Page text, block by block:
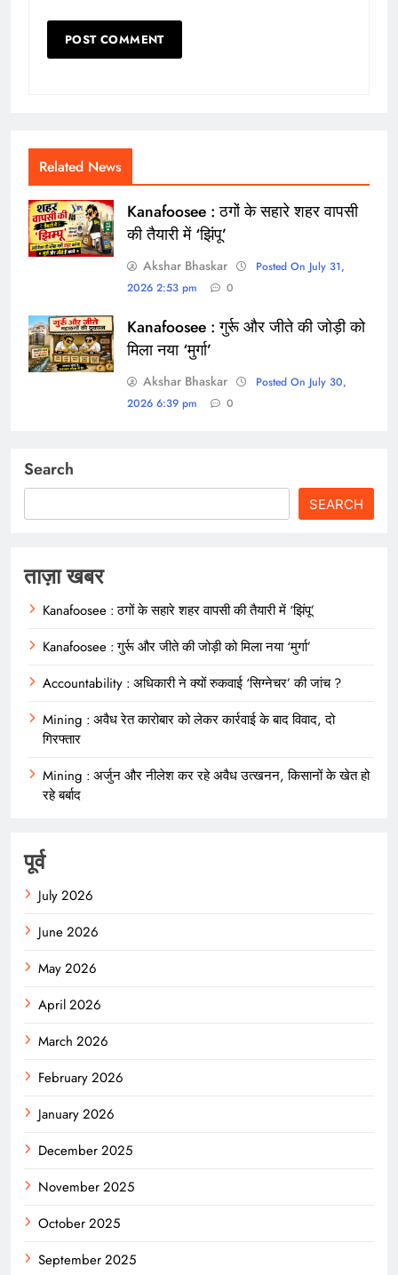
Related News
Kanafoosee : ठगों के सहारे शहर वापसी
की तैयारी में ‘झिंपू’
Akshar Bhaskar
Posted On July 31,
2026 2:53 pm
0
Kanafoosee : गुर्रू और जीते की जोड़ी को
मिला नया ‘मुर्गा’
Akshar Bhaskar
Posted On July 30,
2026 6:39 pm
0
Search
SEARCH
ताज़ा खबर
Kanafoosee : ठगों के सहारे शहर वापसी की तैयारी में ‘झिंपू’
Kanafoosee : गुर्रू और जीते की जोड़ी को मिला नया ‘मुर्गा’
Accountability : अधिकारी ने क्यों रुकवाई ‘सिग्नेचर’ की जांच ?
Mining : अवैध रेत कारोबार को लेकर कार्रवाई के बाद विवाद, दो
गिरफ्तार
Mining : अर्जुन और नीलेश कर रहे अवैध उत्खनन, किसानों के खेत हो
रहे बर्बाद
पूर्व
July 2026
June 2026
May 2026
April 2026
March 2026
February 2026
January 2026
December 2025
November 2025
October 2025
September 2025